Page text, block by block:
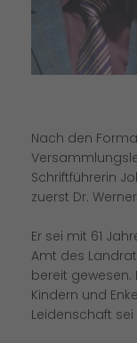
Nach den
Schriftführerin
zuerst Dr.
Er sei mit 61
Amt des
bereit gewesen.
Kindern und
Leidenschaft